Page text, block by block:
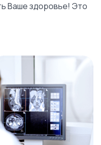
Ваше здоровье! Это